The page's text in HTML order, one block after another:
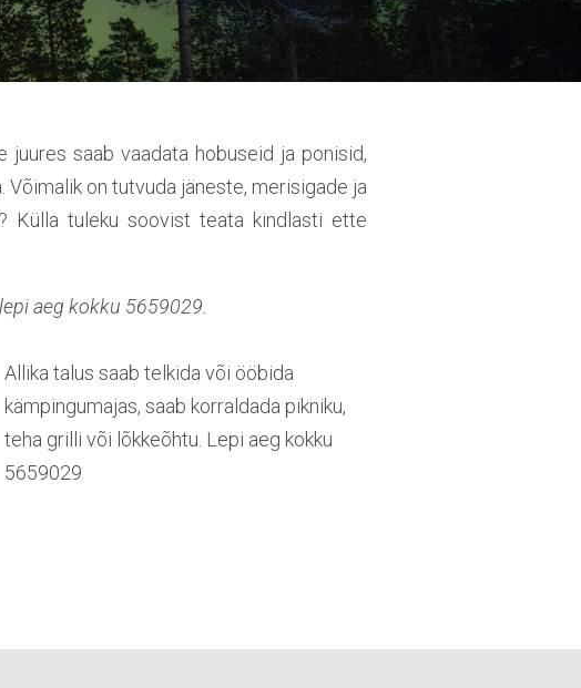
saab vaadata hobuseid ja ponisid,
Võimalik on tutvuda jäneste, merisigade ja
Külla tuleku soovist teata kindlasti ette
aeg kokku 5659029.
Allika talus saab telkida või ööbida
kämpingumajas, saab korraldada pikniku,
teha grilli või lõkkeõhtu. Lepi aeg kokku
5659029